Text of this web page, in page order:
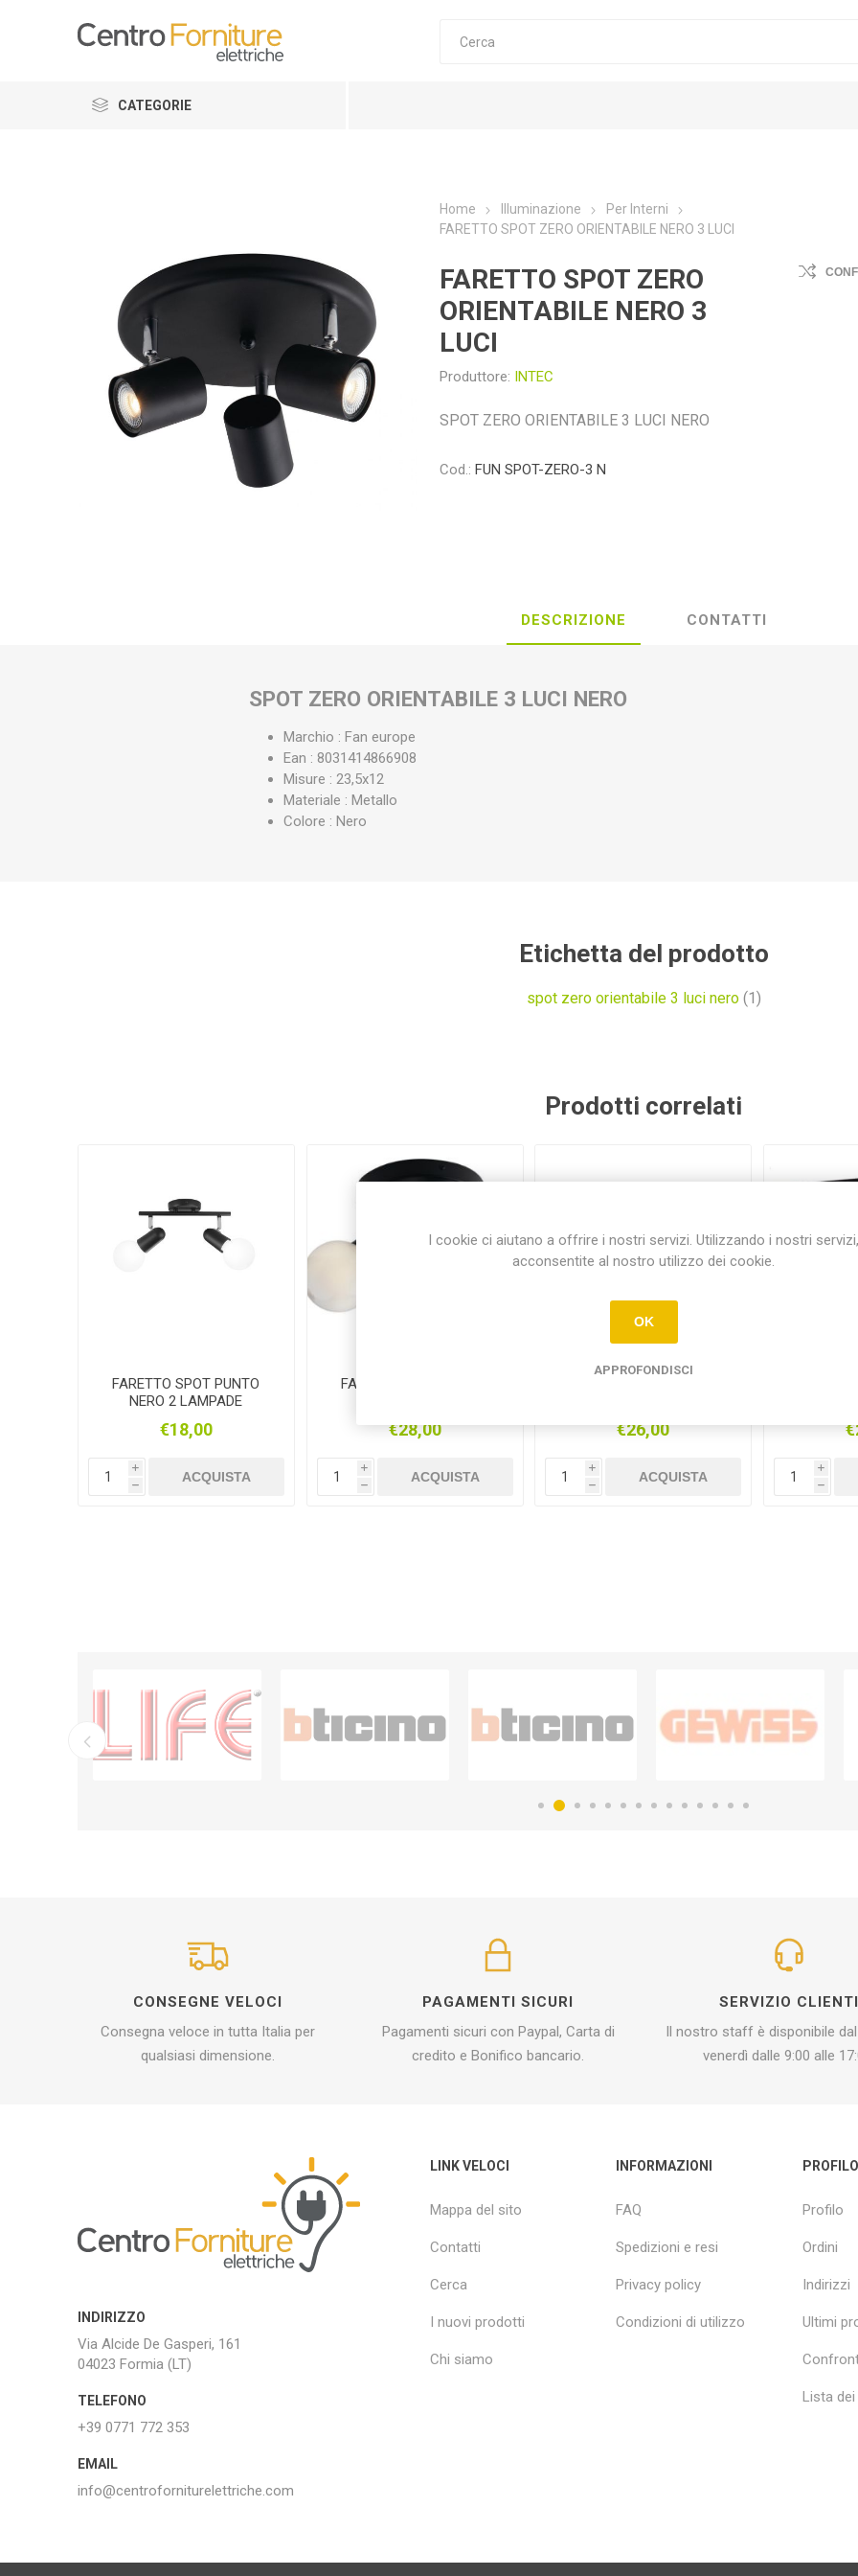
CATEGORIE
Home Illuminazione
Per Interni
FARETTO SPOT ZERO ORIENTABILE NERO 3 LUCI
FARETTO SPOT ZERO
ORIENTABILE NERO 3
LUCI
Produttore: INTEC
SPOT ZERO ORIENTABILE 3 LUCI NERO
Cod.: FUN SPOT-ZERO-3 N
DESCRIZIONE CONTATTI
SPOT ZERO ORIENTABILE 3 LUCI NERO
Marchio : Fan europe
Ean : 8031414866908
Misure : 23,5x12
Materiale : Metallo
Colore : Nero
Etichetta del prodotto
spot zero orientabile 3 luci nero (1)
Prodotti correlati
FARETTO SPOT PUNTO
NERO 2 LAMPADE
€18,00
i
h
ACQUISTA
FARETTO SPOT PUNTO
€28,00
i
h
ACQUISTA
€26,00
i
h
ACQUISTA
i
h
CONSEGNE VELOCI
Consegna veloce in tutta Italia per
qualsiasi dimensione.
PAGAMENTI SICURI
Pagamenti sicuri con Paypal, Carta di
credito e Bonifico bancario.
SERVIZIO CLIENTI
Il nostro staff è disponibile
venerdì dalle 9:00 alle
INDIRIZZO
Via Alcide De Gasperi, 161
04023 Formia (LT)
TELEFONO
+39 0771 772 353
EMAIL
info@centroforniturelettriche.com
LINK VELOCI
Mappa del sito
Contatti
Cerca
I nuovi prodotti
Chi siamo
INFORMAZIONI
FAQ
Spedizioni e resi
Privacy policy
Condizioni di utilizzo
PROFILO
Profilo
Ordini
Indirizzi
Ultimi
Lista
I cookie ci aiutano a offrire i nostri servizi. Utilizzando i nostri servizi,
acconsentite al nostro utilizzo dei cookie.
OK
APPROFONDISCI